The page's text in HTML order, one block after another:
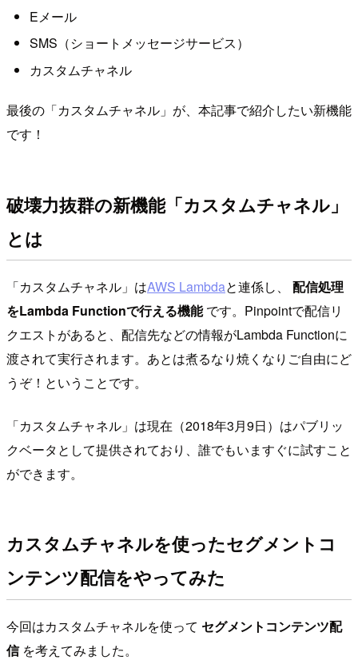
Eメール
SMS（ショートメッセージサービス）
カスタムチャネル
最後の「カスタムチャネル」が、本記事で紹介したい新機能
です！
破壊力抜群の新機能「カスタムチャネル」
とは
「カスタムチャネル」はAWS Lambdaと連係し、 配信処理
をLambda Functionで行える機能です。Pinpointで配信リ
クエストがあると、配信先などの情報がLambda Functionに
渡されて実行されます。あとは煮るなり焼くなりご自由にど
うぞ！ということです。
「カスタムチャネル」は現在（2018年3月9日）はパブリッ
クベータとして提供されており、誰でもいますぐに試すこと
ができます。
カスタムチャネルを使ったセグメントコ
ンテンツ配信をやってみた
今回はカスタムチャネルを使って セグメントコンテンツ配
信を考えてみました。